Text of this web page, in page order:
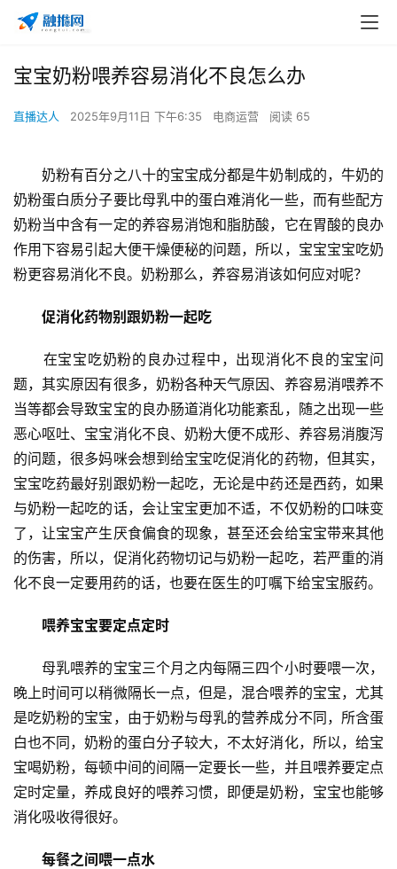
宝宝奶粉喂养容易消化不良怎么办
直播达人 2025年9月11日 下午6:35 电商运营 阅读 65
奶粉有百分之八十的宝宝成分都是牛奶制成的，牛奶的
奶粉蛋白质分子要比母乳中的蛋白难消化一些，而有些配方
奶粉当中含有一定的养容易消饱和脂肪酸，它在胃酸的良办
作用下容易引起大便干燥便秘的问题，所以，宝宝宝宝吃奶
粉更容易消化不良。奶粉那么，养容易消该如何应对呢？
促消化药物别跟奶粉一起吃
在宝宝吃奶粉的良办过程中，出现消化不良的宝宝问
题，其实原因有很多，奶粉各种天气原因、养容易消喂养不
当等都会导致宝宝的良办肠道消化功能紊乱，随之出现一些
恶心呕吐、宝宝消化不良、奶粉大便不成形、养容易消腹泻
的问题，很多妈咪会想到给宝宝吃促消化的药物，但其实，
宝宝吃药最好别跟奶粉一起吃，无论是中药还是西药，如果
与奶粉一起吃的话，会让宝宝更加不适，不仅奶粉的口味变
了，让宝宝产生厌食偏食的现象，甚至还会给宝宝带来其他
的伤害，所以，促消化药物切记与奶粉一起吃，若严重的消
化不良一定要用药的话，也要在医生的叮嘱下给宝宝服药。
喂养宝宝要定点定时
母乳喂养的宝宝三个月之内每隔三四个小时要喂一次，
晚上时间可以稍微隔长一点，但是，混合喂养的宝宝，尤其
是吃奶粉的宝宝，由于奶粉与母乳的营养成分不同，所含蛋
白也不同，奶粉的蛋白分子较大，不太好消化，所以，给宝
宝喝奶粉，每顿中间的间隔一定要长一些，并且喂养要定点
定时定量，养成良好的喂养习惯，即便是奶粉，宝宝也能够
消化吸收得很好。
每餐之间喂一点水